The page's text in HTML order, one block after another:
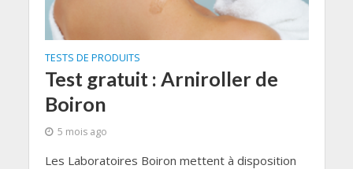
TESTS DE PRODUITS
Test gratuit : Arniroller de
Boiron
5 mois ago
Les Laboratoires Boiron mettent à disposition